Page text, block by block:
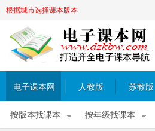
根据城市选择课本版本
电子课本网 人教版 苏教版
按版本找课本 按年级找课本